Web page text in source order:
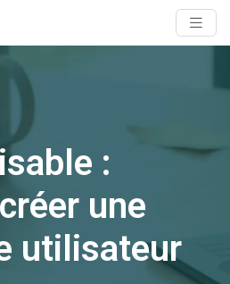
:
une
utilisateur